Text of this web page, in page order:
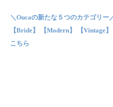
＼Oucaの新たな５つのカテゴリー
【Bride】 【Modern】 【Vintage
こちら